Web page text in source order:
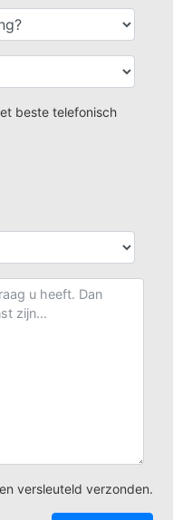
beste telefonisch
versleuteld verzonden.